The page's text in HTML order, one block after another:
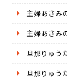
主婦あさみ
主婦あさみ
旦那りゅう
旦那りゅう